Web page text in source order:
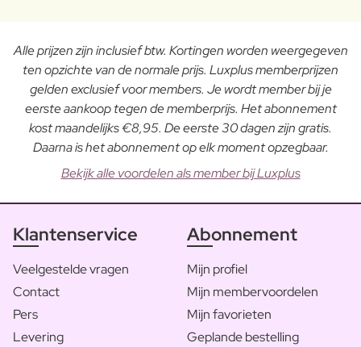
Alle prijzen zijn inclusief btw. Kortingen worden weergegeven
ten opzichte van de normale prijs. Luxplus memberprijzen
gelden exclusief voor members. Je wordt member bij je
eerste aankoop tegen de memberprijs. Het abonnement
kost maandelijks €8,95. De eerste 30 dagen zijn gratis.
Daarna is het abonnement op elk moment opzegbaar.
Bekijk alle voordelen als member bij Luxplus
Klantenservice
Veelgestelde vragen
Contact
Pers
Levering
Abonnement
Mijn profiel
Mijn membervoordelen
Mijn favorieten
Geplande bestelling